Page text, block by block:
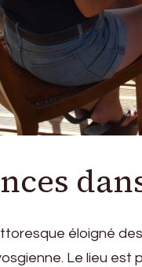
éloigné
Le lieu